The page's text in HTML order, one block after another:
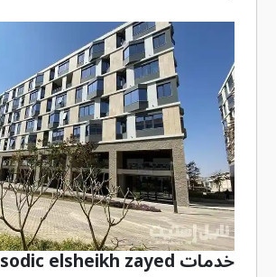
خدمات portal sodic elsheikh zayed: